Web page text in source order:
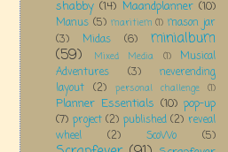
shabby (14) Maandplanner (10)
Manus (5) maritiem (1) mason jar
(3)
Midas (6) minialbum
(59) Mixed Media (1)
Musical
Adventures
(3)
neverending
layout (2) personal challenge (1)
Planner Essentials (10) pop-up
(7) project (2) published (2) reveal
wheel
(2) ScoWo (5)